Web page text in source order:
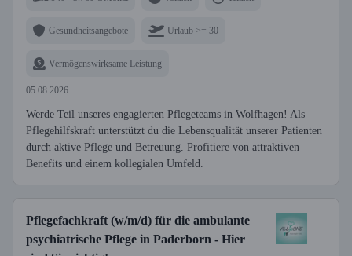
Gesundheitsangebote Urlaub >= 30
Vermögenswirksame Leistung
05.08.2026
Werde Teil unseres engagierten Pflegeteams in Wolfhagen! Als
Pflegehilfskraft unterstützt du die Lebensqualität unserer Patienten
durch aktive Pflege und Betreuung. Profitiere von attraktiven
Benefits und einem kollegialen Umfeld.
Pflegefachkraft (w/m/d) für die ambulante
psychiatrische Pflege in Paderborn - Hier